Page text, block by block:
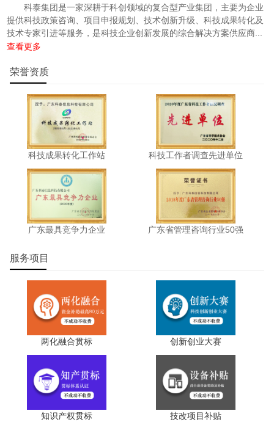
科泰集团是一家深耕于科创领域的复合型产业集团，主要为企业
提供科技政策咨询、项目申报规划、技术创新升级、科技成果转化及
技术专家引进等服务，是科技企业创新发展的综合解决方案供应商...
查看更多
荣誉资质
科技成果转化工作站 科技工作者调查先进单位
广东最具竞争力企业 广东省管理咨询行业50强
服务项目
两化融合贯标 创新创业大赛
知识产权贯标 技改项目补贴